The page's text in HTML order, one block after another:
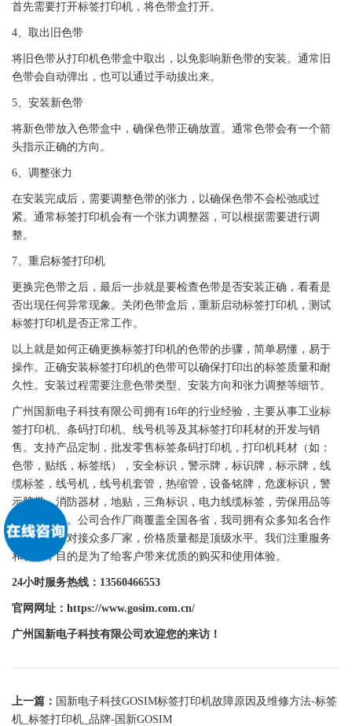
首先需要打开标签打印机，将色带盒打开。
4、取出旧色带
将旧色带从打印机色带盒中取出，以免影响新色带的安装。通常旧
色带会自动弹出，也可以通过手动拔出来。
5、安装新色带
将新色带放入色带盒中，确保色带正确放置。通常色带会有一个箭
头指示正确的方向。
6、调整张力
在安装完成后，需要调整色带的张力，以确保色带不会松弛或过
紧。通常标签打印机会有一个张力调整器，可以根据需要进行调
整。
7、重启标签打印机
更换完色带之后，最后一步就是要检查色带是否安装正确，看看是
否出现任何异常现象。关闭色带盒后，重新启动标签打印机，测试
标签打印机是否正常工作。
以上就是如何正确更换标签打印机的色带的步骤，简单易懂，易于
操作。正确安装标签打印机的色带可以确保打印出的标签质量和耐
久性。安装过程需要注意色带类型、安装方向和张力调整等细节。
广州 国新电子科技有限公司拥有16年的行业经验，主要从事工业标
签打印机、 条码打印机、线号机等及其标签打印耗材的开发与销
售。支持产品定制，批发零售标签条码打印机 ， 打印机耗材（如：
色带 ， 贴纸 ， 标签纸），安全标识， 警示牌 ， 标识牌 ， 标示牌 ，线
缆标签 ，线号机，线号机套管，热缩管，设备铭牌， 危废标识 ，警
示胶带，消防器材，地贴，三角标识，电力线缆标签 ，劳保用品等
一系列产品。公司合作厂商覆盖全国各省，我司拥有众多知名合作
品牌，公司对接众多厂家，价格质量都是顶级水平。我们注重服务
和售后，目的是为了给客户带来优质的购买和使用体验。
24小时服务热线：13560466553
官网网址：https://www.gosim.com.cn/
广州 国新电子科技有限公司欢迎您的来访！
上一篇： 国新电子科技GOSIM标签打印机故障原因及维修方法-标签
机_标签打印机_品牌-国新GOSIM